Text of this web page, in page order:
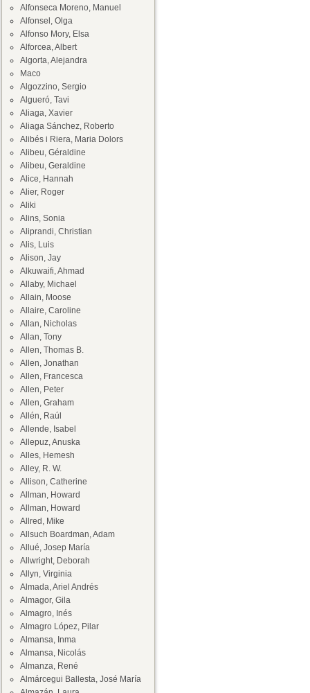
Alfonseca Moreno, Manuel
Alfonsel, Olga
Alfonso Mory, Elsa
Alforcea, Albert
Algorta, Alejandra
Maco
Algozzino, Sergio
Algueró, Tavi
Aliaga, Xavier
Aliaga Sánchez, Roberto
Alibés i Riera, Maria Dolors
Alibeu, Géraldine
Alibeu, Geraldine
Alice, Hannah
Alier, Roger
Aliki
Alins, Sonia
Aliprandi, Christian
Alis, Luis
Alison, Jay
Alkuwaifi, Ahmad
Allaby, Michael
Allain, Moose
Allaire, Caroline
Allan, Nicholas
Allan, Tony
Allen, Thomas B.
Allen, Jonathan
Allen, Francesca
Allen, Peter
Allen, Graham
Allén, Raúl
Allende, Isabel
Allepuz, Anuska
Alles, Hemesh
Alley, R. W.
Allison, Catherine
Allman, Howard
Allman, Howard
Allred, Mike
Allsuch Boardman, Adam
Allué, Josep María
Allwright, Deborah
Allyn, Virginia
Almada, Ariel Andrés
Almagor, Gila
Almagro, Inés
Almagro López, Pilar
Almansa, Inma
Almansa, Nicolás
Almanza, René
Almárcegui Ballesta, José María